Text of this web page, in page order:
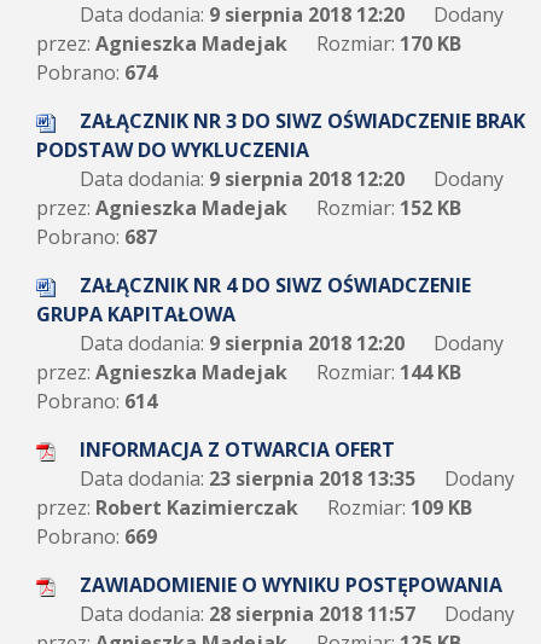
Data dodania: 9 sierpnia 2018 12:20
Dodany
przez: Agnieszka Madejak Rozmiar: 170 KB
Pobrano: 674
ZAŁĄCZNIK NR 3 DO SIWZ OŚWIADCZENIE BRAK
PODSTAW DO WYKLUCZENIA
Data dodania: 9 sierpnia 2018 12:20
Dodany
przez: Agnieszka Madejak Rozmiar: 152 KB
Pobrano: 687
ZAŁĄCZNIK NR 4 DO SIWZ OŚWIADCZENIE
GRUPA KAPITAŁOWA
Data dodania: 9 sierpnia 2018 12:20
Dodany
przez: Agnieszka Madejak Rozmiar: 144 KB
Pobrano: 614
INFORMACJA Z OTWARCIA OFERT
Data dodania: 23 sierpnia 2018 13:35
Dodany
przez: Robert Kazimierczak Rozmiar: 109 KB
Pobrano: 669
ZAWIADOMIENIE O WYNIKU POSTĘPOWANIA
Data dodania: 28 sierpnia 2018 11:57
Dodany